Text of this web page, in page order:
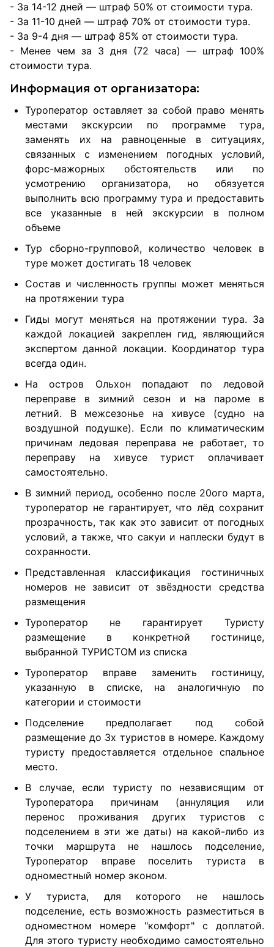
- За 14-12 дней — штраф 50% от стоимости тура.
- За 11-10 дней — штраф 70% от стоимости тура.
- За 9-4 дня — штраф 85% от стоимости тура.
- Менее чем за 3 дня (72 часа) — штраф 100%
стоимости тура.
Информация от организатора:
Туроператор оставляет за собой право менять
местами экскурсии по программе тура,
заменять их на равноценные в ситуациях,
связанных с изменением погодных условий,
форс-мажорных обстоятельств или по
усмотрению организатора, но обязуется
выполнить всю программу тура и предоставить
все указанные в ней экскурсии в полном
объеме
Тур сборно-групповой, количество человек в
туре может достигать 18 человек
Состав и численность группы может меняться
на протяжении тура
Гиды могут меняться на протяжении тура. За
каждой локацией закреплен гид, являющийся
экспертом данной локации. Координатор тура
всегда один.
На остров Ольхон попадают по ледовой
переправе в зимний сезон и на пароме в
летний. В межсезонье на хивусе (судно на
воздушной подушке). Если по климатическим
причинам ледовая переправа не работает, то
переправу на хивусе турист оплачивает
самостоятельно.
В зимний период, особенно после 20ого марта,
туроператор не гарантирует, что лёд сохранит
прозрачность, так как это зависит от погодных
условий, а также, что сакуи и наплески будут в
сохранности.
Представленная классификация гостиничных
номеров не зависит от звёздности средства
размещения
Туроператор не гарантирует Туристу
размещение в конкретной гостинице,
выбранной ТУРИСТОМ из списка
Туроператор вправе заменить гостиницу,
указанную в списке, на аналогичную по
категории и стоимости
Подселение предполагает под собой
размещение до 3х туристов в номере. Каждому
туристу предоставляется отдельное спальное
место.
В случае, если туристу по независящим от
Туроператора причинам (аннуляция или
перенос проживания других туристов с
подселением в эти же даты) на какой-либо из
точки маршрута не нашлось подселение,
Туроператор вправе поселить туриста в
одноместный номер эконом.
У туриста, для которого не нашлось
подселение, есть возможность разместиться в
одноместном номере "комфорт" с доплатой.
Для этого туристу необходимо самостоятельно